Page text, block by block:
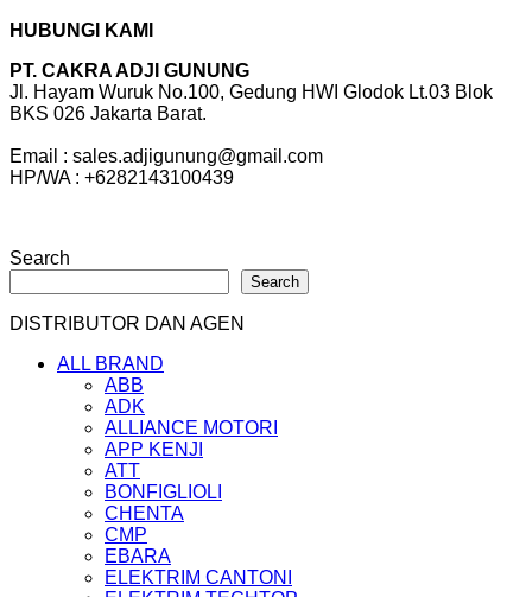
HUBUNGI KAMI
PT. CAKRA ADJI GUNUNG
Jl. Hayam Wuruk No.100, Gedung HWI Glodok Lt.03 Blok
BKS 026 Jakarta Barat.
Email : sales.adjigunung@gmail.com
HP/WA : +6282143100439
Search
Search
DISTRIBUTOR DAN AGEN
ALL BRAND
ABB
ADK
ALLIANCE MOTORI
APP KENJI
ATT
BONFIGLIOLI
CHENTA
CMP
EBARA
ELEKTRIM CANTONI